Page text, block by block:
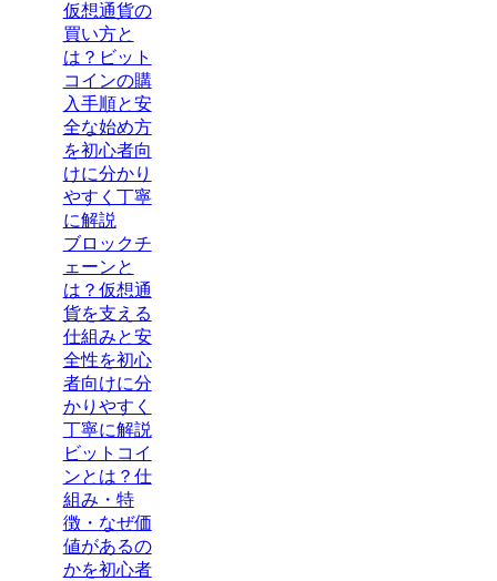
仮想通貨の
買い方と
は？ビット
コインの購
入手順と安
全な始め方
を初心者向
けに分かり
やすく丁寧
に解説
ブロックチ
ェーンと
は？仮想通
貨を支える
仕組みと安
全性を初心
者向けに分
かりやすく
丁寧に解説
ビットコイ
ンとは？仕
組み・特
徴・なぜ価
値があるの
かを初心者